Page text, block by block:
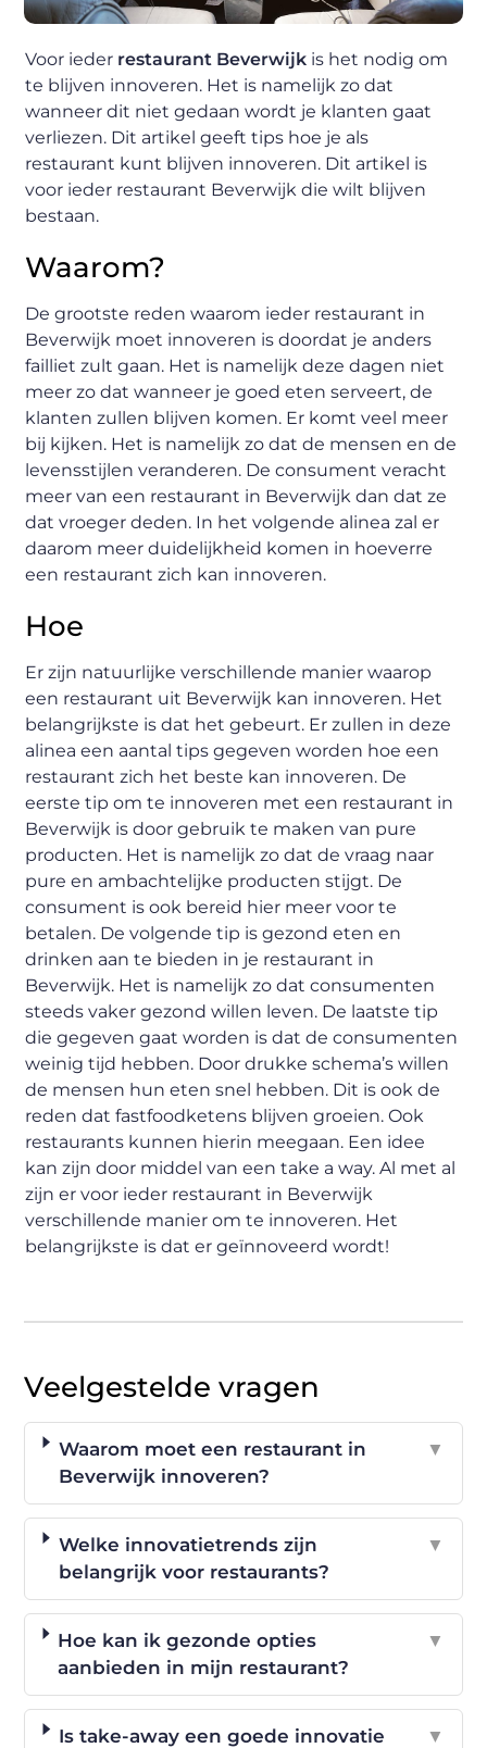
Voor ieder restaurant Beverwijk is het nodig om
te blijven innoveren. Het is namelijk zo dat
wanneer dit niet gedaan wordt je klanten gaat
verliezen. Dit artikel geeft tips hoe je als
restaurant kunt blijven innoveren. Dit artikel is
voor ieder restaurant Beverwijk die wilt blijven
bestaan.
Waarom?
De grootste reden waarom ieder restaurant in
Beverwijk moet innoveren is doordat je anders
failliet zult gaan. Het is namelijk deze dagen niet
meer zo dat wanneer je goed eten serveert, de
klanten zullen blijven komen. Er komt veel meer
bij kijken. Het is namelijk zo dat de mensen en de
levensstijlen veranderen. De consument veracht
meer van een restaurant in Beverwijk dan dat ze
dat vroeger deden. In het volgende alinea zal er
daarom meer duidelijkheid komen in hoeverre
een restaurant zich kan innoveren.
Hoe
Er zijn natuurlijke verschillende manier waarop
een restaurant uit Beverwijk kan innoveren. Het
belangrijkste is dat het gebeurt. Er zullen in deze
alinea een aantal tips gegeven worden hoe een
restaurant zich het beste kan innoveren. De
eerste tip om te innoveren met een restaurant in
Beverwijk is door gebruik te maken van pure
producten. Het is namelijk zo dat de vraag naar
pure en ambachtelijke producten stijgt. De
consument is ook bereid hier meer voor te
betalen. De volgende tip is gezond eten en
drinken aan te bieden in je restaurant in
Beverwijk. Het is namelijk zo dat consumenten
steeds vaker gezond willen leven. De laatste tip
die gegeven gaat worden is dat de consumenten
weinig tijd hebben. Door drukke schema’s willen
de mensen hun eten snel hebben. Dit is ook de
reden dat fastfoodketens blijven groeien. Ook
restaurants kunnen hierin meegaan. Een idee
kan zijn door middel van een take a way. Al met al
zijn er voor ieder restaurant in Beverwijk
verschillende manier om te innoveren. Het
belangrijkste is dat er geïnnoveerd wordt!
Veelgestelde vragen
Waarom moet een restaurant in
Beverwijk innoveren?
▼
Welke innovatietrends zijn
belangrijk voor restaurants?
▼
Hoe kan ik gezonde opties
aanbieden in mijn restaurant?
▼
Is take-away een goede innovatie
▼